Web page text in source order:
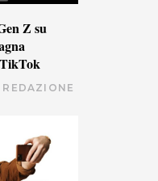
Z su
REDAZIONE